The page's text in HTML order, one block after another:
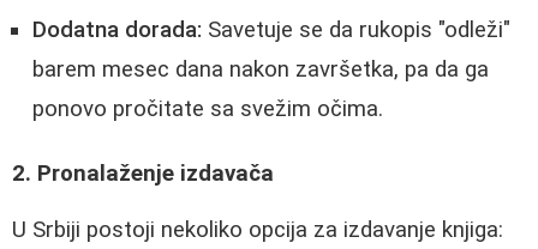
Dodatna dorada: Savetuje se da rukopis "odleži"
barem mesec dana nakon završetka, pa da ga
ponovo pročitate sa svežim očima.
2. Pronalaženje izdavača
U Srbiji postoji nekoliko opcija za izdavanje knjiga: